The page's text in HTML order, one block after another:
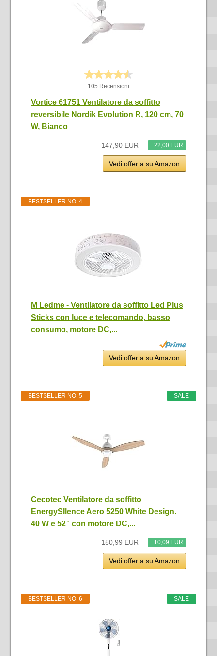
105 Recensioni
Vortice 61751 Ventilatore da soffitto
reversibile Nordik Evolution R, 120 cm, 70
W, Bianco
147,90 EUR −22,00 EUR
Vedi offerta su Amazon
BESTSELLER NO. 4
M Ledme - Ventilatore da soffitto Led Plus
Sticks con luce e telecomando, basso
consumo, motore DC,...
Vedi offerta su Amazon
SALE
BESTSELLER NO. 5
Cecotec Ventilatore da soffitto
EnergySIlence Aero 5250 White Design.
40 W e 52” con motore DC,...
150,99 EUR −10,09 EUR
Vedi offerta su Amazon
SALE
BESTSELLER NO. 6